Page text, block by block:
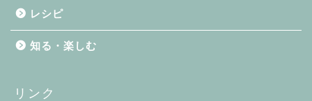
レシピ
知る・楽しむ
リンク